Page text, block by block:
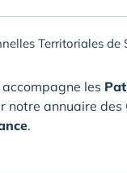
Territoriales de
accompagne les
notre annuaire
.